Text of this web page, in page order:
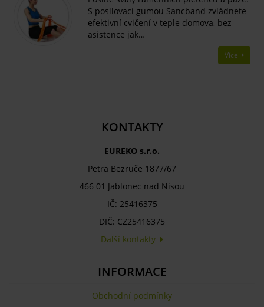
S posilovací gumou Sancband zvládnete
efektivní cvičení v teple domova, bez
asistence jak…
Více
KONTAKTY
EUREKO s.r.o.
Petra Bezruče 1877/67
466 01 Jablonec nad Nisou
IČ: 25416375
DIČ: CZ25416375
Další kontakty
INFORMACE
Obchodní podmínky